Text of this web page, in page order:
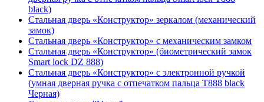
black)
Стальная дверь «Конструктор» зеркалом (механический
замок)
Стальная дверь «Конструктор» с механическим замком
Стальная дверь «Конструктор» (биометрический замок
Smart lock DZ 888)
Стальная дверь «Конструктор» с электронной ручкой
(умная дверная ручка с отпечатком пальца T888 black
Черная)